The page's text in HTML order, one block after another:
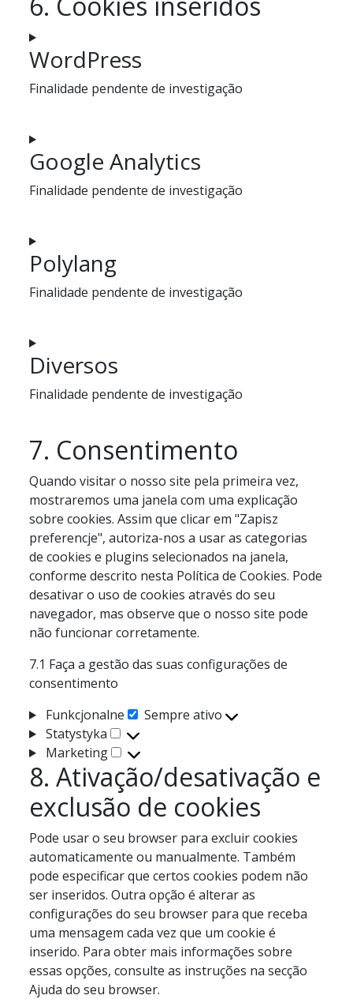
WordPress
Finalidade pendente de investigação
to
service
wordpress
Google Analytics
Finalidade pendente de investigação
to
service
google-
Polylang
Finalidade pendente de investigação
to
service
polylang
Diversos
Finalidade pendente de investigação
to
diversos
7. Consentimento
Quando visitar o nosso site pela primeira vez,
mostraremos uma janela com uma explicação
sobre cookies. Assim que clicar em "Zapisz
preferencje", autoriza-nos a usar as categorias
de cookies e plugins selecionados na janela,
conforme descrito nesta Política de Cookies. Pode
desativar o uso de cookies através do seu
navegador, mas observe que o nosso site pode
não funcionar corretamente.
7.1 Faça a gestão das suas configurações de
consentimento
Funkcjonalne
Funkcjonalne
Sempre ativo
Statystyka
Statystyka
Marketing Marketing
8. Ativação/desativação e
exclusão de cookies
Pode usar o seu browser para excluir cookies
automaticamente ou manualmente. Também
pode especificar que certos cookies podem não
ser inseridos. Outra opção é alterar as
configurações do seu browser para que receba
uma mensagem cada vez que um cookie é
inserido. Para obter mais informações sobre
essas opções, consulte as instruções na secção
Ajuda do seu browser.